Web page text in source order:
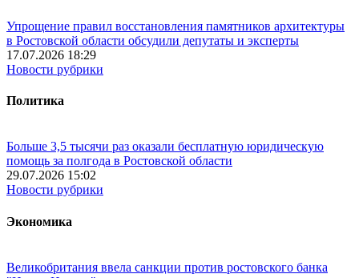
Упрощение правил восстановления памятников архитектуры
в Ростовской области обсудили депутаты и эксперты
17.07.2026 18:29
Новости рубрики
Политика
Больше 3,5 тысячи раз оказали бесплатную юридическую
помощь за полгода в Ростовской области
29.07.2026 15:02
Новости рубрики
Экономика
Великобритания ввела санкции против ростовского банка